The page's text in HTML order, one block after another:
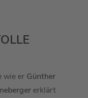
wie er Günther
erklärt